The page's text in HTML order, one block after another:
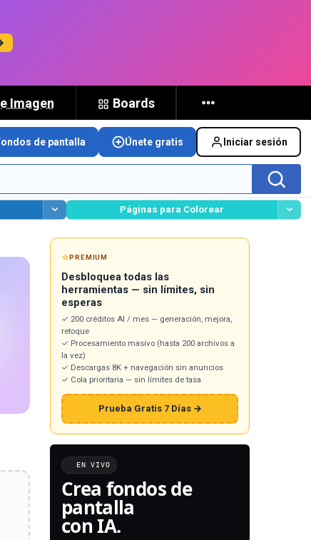
Imagen Boards
de pantalla Únete gratis Iniciar sesión
Páginas para Colorear
⭐PREMIUM
Desbloquea todas las
herramientas — sin límites, sin
esperas
✓ 200 créditos AI / mes — generación, mejora,
retoque
✓ Procesamiento masivo (hasta 200 archivos a
la vez)
✓ Descargas 8K + navegación sin anuncios
✓ Cola prioritaria — sin límites de tasa
Prueba Gratis 7 Días →
EN VIVO
Crea fondos de
pantalla
con IA.